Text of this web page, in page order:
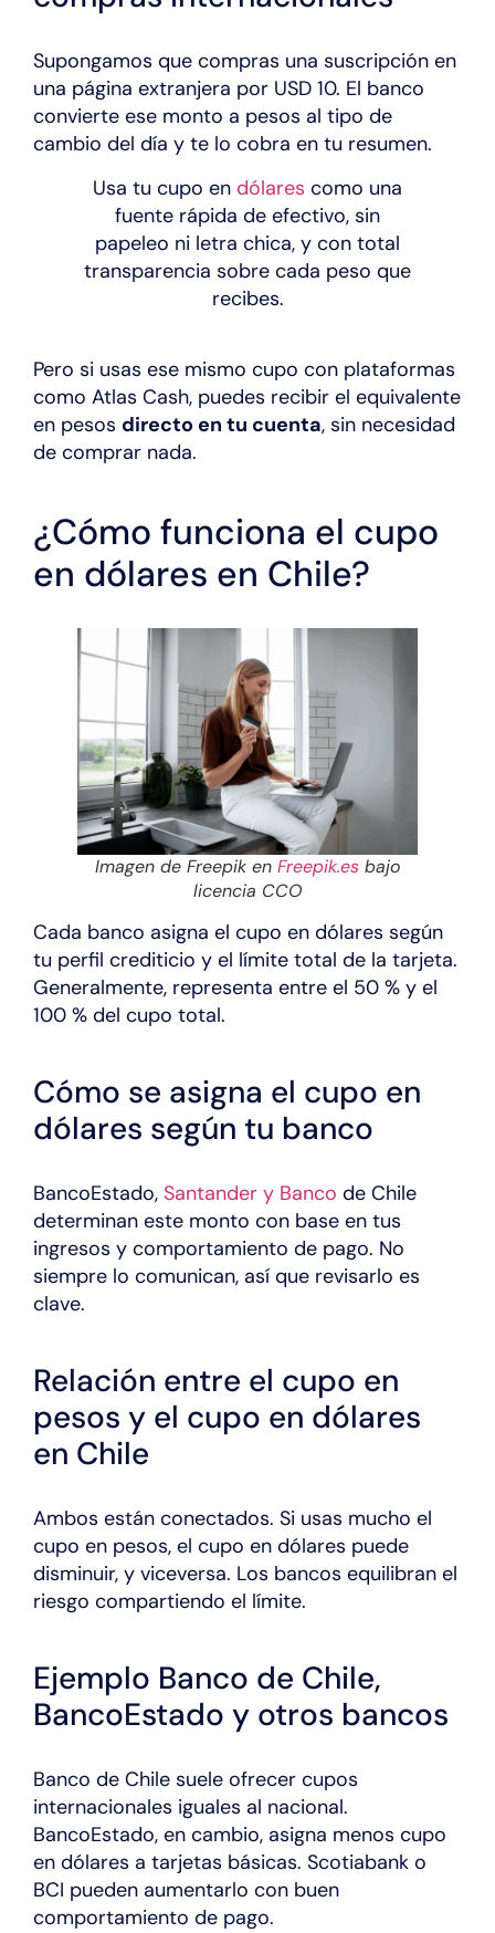
Supongamos que compras una suscripción en
una página extranjera por USD 10. El banco
convierte ese monto a pesos al tipo de
cambio del día y te lo cobra en tu resumen.
Usa tu cupo en dólares como una
fuente rápida de efectivo, sin
papeleo ni letra chica, y con total
transparencia sobre cada peso que
recibes.
Pero si usas ese mismo cupo con plataformas
como Atlas Cash, puedes recibir el equivalente
en pesos directo en tu cuenta, sin necesidad
de comprar nada.
¿Cómo funciona el cupo
en dólares en Chile?
Imagen de Freepik en Freepik.esbajo
licencia CCO
Cada banco asigna el cupo en dólares según
tu perfil crediticio y el límite total de la tarjeta.
Generalmente, representa entre el 50 % y el
100 % del cupo total.
Cómo se asigna el cupo en
dólares según tu banco
BancoEstado, Santander y Banco de Chile
determinan este monto con base en tus
ingresos y comportamiento de pago. No
siempre lo comunican, así que revisarlo es
clave.
Relación entre el cupo en
pesos y el cupo en dólares
en Chile
Ambos están conectados. Si usas mucho el
cupo en pesos, el cupo en dólares puede
disminuir, y viceversa. Los bancos equilibran el
riesgo compartiendo el límite.
Ejemplo Banco de Chile,
BancoEstado y otros bancos
Banco de Chile suele ofrecer cupos
internacionales iguales al nacional.
BancoEstado, en cambio, asigna menos cupo
en dólares a tarjetas básicas. Scotiabank o
BCI pueden aumentarlo con buen
comportamiento de pago.